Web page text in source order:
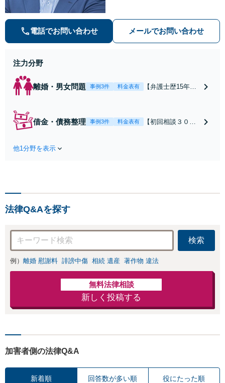
【子連れ相談】【完全個室相談】
【休日・夜間対応可】【本通駅5
電話でお問い合わせ メールでお問い合わせ
注力分野
離婚・男女問題 事例3件 料金表有
【弁護士歴15年以
家や住宅ローンを
借金・債務整理 事例3件 料金表有
【初回相談３０分
任意整理・個人再
をご説明し、より
良い解決を目指し
ます。
他1分野を表示
法律Q&Aを探す
検索
例） 離婚 慰謝料 誹謗中傷 相続 遺産 著作物 違法
無料法律相談
新しく投稿する
加害者側の法律Q&A
新着順 回答数が多い順 役にたった順